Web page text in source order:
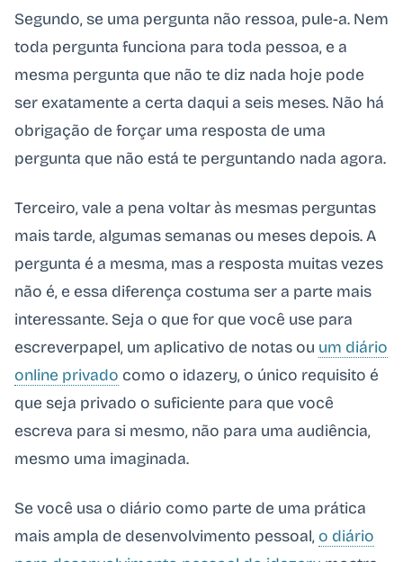
Segundo, se uma pergunta não ressoa, pule-a. Nem
toda pergunta funciona para toda pessoa, e a
mesma pergunta que não te diz nada hoje pode
ser exatamente a certa daqui a seis meses. Não há
obrigação de forçar uma resposta de uma
pergunta que não está te perguntando nada agora.
Terceiro, vale a pena voltar às mesmas perguntas
mais tarde, algumas semanas ou meses depois. A
pergunta é a mesma, mas a resposta muitas vezes
não é, e essa diferença costuma ser a parte mais
interessante. Seja o que for que você use para
escreverpapel, um aplicativo de notas ou um diário
online privado como o idazery, o único requisito é
que seja privado o suficiente para que você
escreva para si mesmo, não para uma audiência,
mesmo uma imaginada.
Se você usa o diário como parte de uma prática
mais ampla de desenvolvimento pessoal, o diário